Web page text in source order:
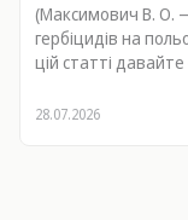
(Максимович В. О.
гербіцидів на
цій статті
28.07.2026